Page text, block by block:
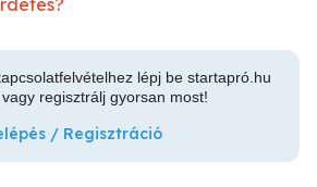
lépj be startapró.hu
regisztrálj gyorsan most!
/ Regisztráció